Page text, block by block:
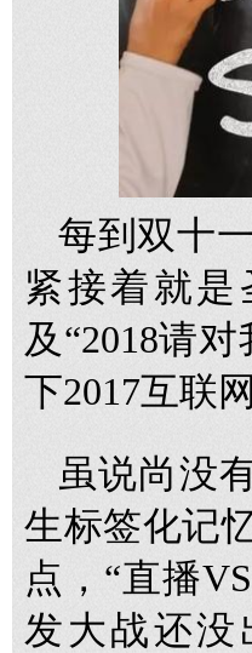
每到双十
紧接着就
及“2018请
下2017互联网
虽说尚没
生标签化记
点，“直播
发大战还